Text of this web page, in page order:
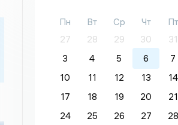
Пн Вт Ср Чт Пт
27
28 29 30 31
3
4 5 6 7
10
11 12 13 14
17
18 19 20 21
24
25 26 27 28